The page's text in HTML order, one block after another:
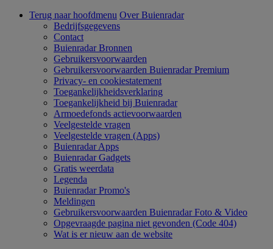
Terug naar hoofdmenu Over Buienradar
Bedrijfsgegevens
Contact
Buienradar Bronnen
Gebruikersvoorwaarden
Gebruikersvoorwaarden Buienradar Premium
Privacy- en cookiestatement
Toegankelijkheidsverklaring
Toegankelijkheid bij Buienradar
Armoedefonds actievoorwaarden
Veelgestelde vragen
Veelgestelde vragen (Apps)
Buienradar Apps
Buienradar Gadgets
Gratis weerdata
Legenda
Buienradar Promo's
Meldingen
Gebruikersvoorwaarden Buienradar Foto & Video
Opgevraagde pagina niet gevonden (Code 404)
Wat is er nieuw aan de website